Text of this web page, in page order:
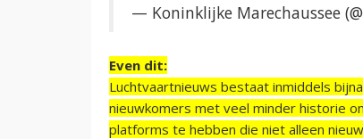
— Koninklijke Marechaussee
Even dit:
Luchtvaartnieuws bestaat inmiddels
nieuwkomers met veel minder historie
platforms te hebben die niet alleen